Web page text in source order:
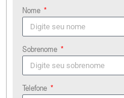
Nome
Sobrenome
Telefone